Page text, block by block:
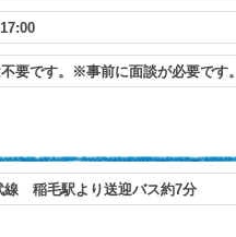
要です。※事前に面談が必要です。
線 稲毛駅より送迎バス約7分